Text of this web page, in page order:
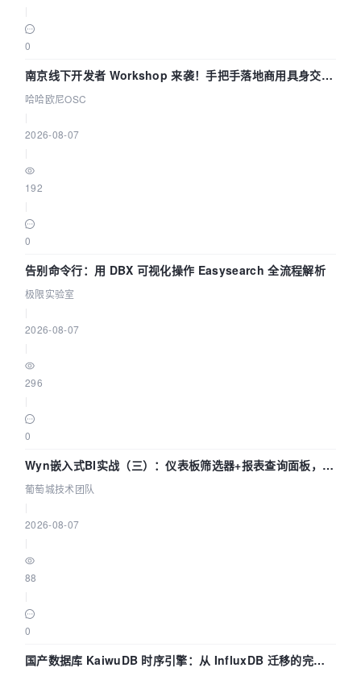
0
南京线下开发者 Workshop 来袭！手把手落地商用具身交互
智能 Agent 应用
哈哈欧尼OSC
2026-08-07
192
0
告别命令行：用 DBX 可视化操作 Easysearch 全流程解析
极限实验室
2026-08-07
296
0
Wyn嵌入式BI实战（三）：仪表板筛选器+报表查询面板，参
数联动全闭环
葡萄城技术团队
2026-08-07
88
0
国产数据库 KaiwuDB 时序引擎：从 InfluxDB 迁移的完整